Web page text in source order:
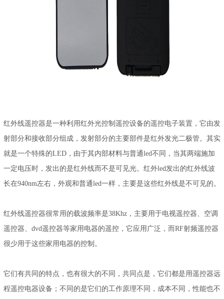
红外线遥控器是一种利用红外光控制遥控设备的遥控电子装置，它由发
射部分和接收部分组成，发射部分的主要部件是红外发光二极管。其实
就是一个特殊的LED，由于其内部材料与普通led不同，当其两端施加
一定电压时，发出的是红外线而不是可见光。红外led发出的红外线波
长在940nm左右，外观和普通led一样，主要是这些红外线是不可见的。
红外线遥控器很常用的载波频率是38Khz，主要用于电视遥控器、空调
遥控器、dvd遥控器等家用电器的遥控，它应用广泛，而RF射频遥控器
很少用于这些家用电器的控制。
它们有共同的特点，也有很大的不同，共同点是，它们都是用遥控器远
程遥控电器设备；不同的是它们的工作原理不同，成本不同，性能也不